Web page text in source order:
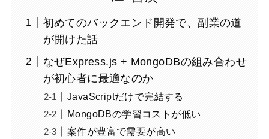
初めてのバックエンド開発で、副業の道
が開けた話
なぜExpress.js + MongoDBの組み合わせ
が初心者に最適なのか
JavaScriptだけで完結する
MongoDBの学習コストが低い
案件が豊富で需要が高い